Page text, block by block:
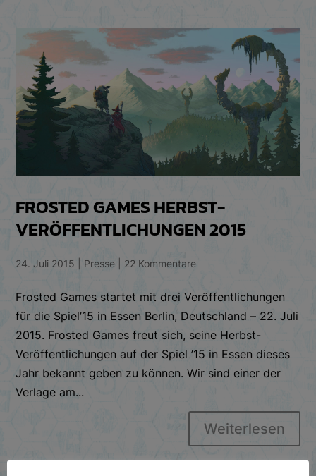
FROSTED GAMES HERBST-
VERÖFFENTLICHUNGEN 2015
24. Juli 2015 Presse 22 Kommentare
Frosted Games startet mit drei Veröffentlichungen
für die Spiel’15 in Essen Berlin, Deutschland – 22. Juli
2015. Frosted Games freut sich, seine Herbst-
Veröffentlichungen auf der Spiel ’15 in Essen dieses
Jahr bekannt geben zu können. Wir sind einer der
Verlage am...
Weiterlesen